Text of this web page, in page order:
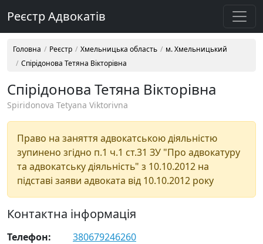
Реєстр Адвокатів
Головна Реєстр Хмельницька область
м. Хмельницький
Спірідонова Тетяна Вікторівна
Спірідонова Тетяна Вікторівна
Spiridonova Tetyana Viktorivna
Право на заняття адвокатською діяльністю
зупинено згідно п.1 ч.1 ст.31 ЗУ "Про адвокатуру
та адвокатську діяльність" з 10.10.2012 на
підставі заяви адвоката від 10.10.2012 року
Контактна інформація
Телефон:
380679246260